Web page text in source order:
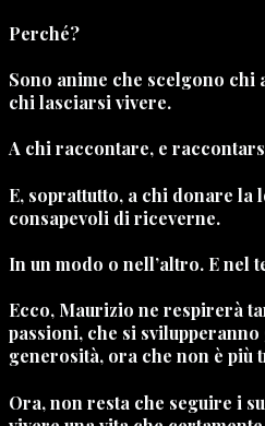
Perché?
Sono anime che scelgono chi
chi lasciarsi vivere.
A chi raccontare, e
E, soprattutto, a chi donare la
consapevoli di riceverne.
In un modo o nell’altro. E nel
Ecco, Maurizio ne respirerà
passioni, che si
generosità, ora che non è più
Ora, non resta che seguire i